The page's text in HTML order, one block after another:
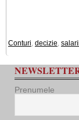
Conturi, decizie, salarii
Prenumele